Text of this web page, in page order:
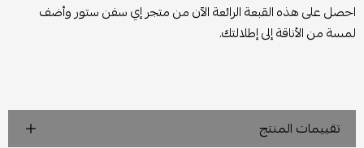
احصل على هذه القبعة الرائعة الآن من متجر إي سفن ستور وأضف
لمسة من الأناقة إلى إطلالتك.
تقييمات المنتج